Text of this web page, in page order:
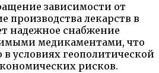
зависимости от
производства лекарств в
надежное снабжение
медикаментами, что
в условиях геополитической
рисков.